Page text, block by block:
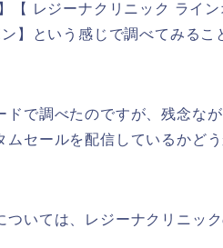
【 レジーナクリニック ライン
】という感じで調べてみるこ
で調べたのですが、残念な
セールを配信しているかど
いては、レジーナクリニッ